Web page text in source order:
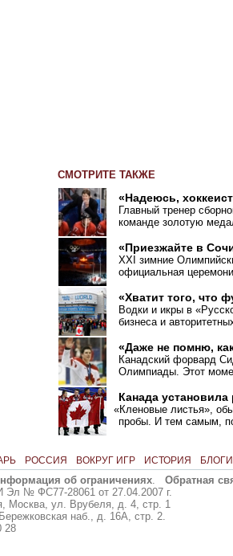
СМОТРИТЕ ТАКЖЕ
«Надеюсь,
Главный тренер
команде золотую
«Приезжайте в
XXI зимние
официальная
«Хватит того, что
Водки и икры в «
бизнеса и
«Даже не помню,
Канадский форвард
Олимпиады. Этот
Канада установила
«Кленовые листья»,
пробы. И тем самым,
РОССИЯ ВОКРУГ ИГР ИСТОРИЯ БЛОГИ
об ограничениях Обратная
Эл № ФС77-28061 от 27.04.2007 г.
Москва, ул. Врубеля, д. 4, стр. 1
наб., д. 16А, стр. 2.
28